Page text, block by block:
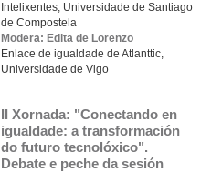
Intelixentes, Universidade de Santiago
de Compostela
Modera: Edita de Lorenzo
Enlace de igualdade de Atlanttic,
Universidade de Vigo
II Xornada: "Conectando en
igualdade: a transformación
do futuro tecnolóxico".
Debate e peche da sesión